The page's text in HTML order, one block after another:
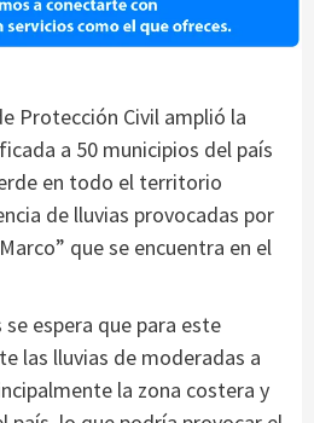
Protección Civil amplió la
a 50 municipios del país
en todo el territorio
de lluvias provocadas por
que se encuentra en el
espera que para este
las lluvias de moderadas a
la zona costera y